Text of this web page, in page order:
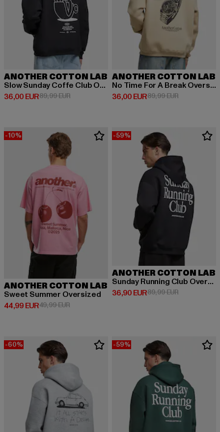
ANOTHER COTTON LAB
Slow Sunday Coffe Club Oversize
36,00 EUR
Derzeitiger Preis: 36,00 EUR
89,99 EURAktionspreis: 89,99 EUR
ANOTHER COTTON LAB
No Time For A Break Oversize
36,00 EUR
Derzeitiger Preis: 36,00 EUR
89,99 EURAktionspreis:
-10%
ANOTHER COTTON LAB
Sweet Summer Oversized
44,99 EUR
Derzeitiger Preis: 44,99 EUR
49,99 EURAktionspreis: 49,99 EUR
-59%
ANOTHER COTTON LAB
Sunday Running Club Oversized
36,90 EUR
Derzeitiger Preis: 36,90 EUR
89,99 EURAktionspreis:
-60% -59%